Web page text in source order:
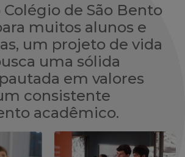
de São Bento
muitos alunos e
um projeto de vida
uma sólida
em valores
consistente
acadêmico.